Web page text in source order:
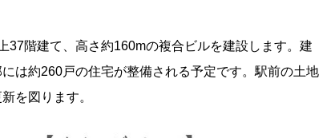
階建て、高さ約160mの複合ビルを建設します。建
は約260戸の住宅が整備される予定です。駅前の土地
を図ります。